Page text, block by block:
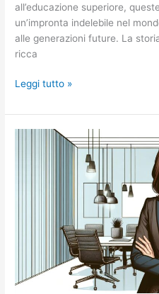
all’educazione superiore,
un’impronta indelebile nel
alle generazioni future. La
ricca
Donne
Famose:
Le
Leggi tutto »